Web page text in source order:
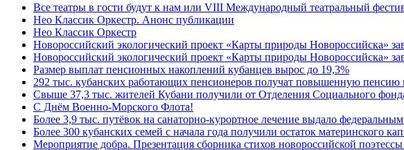
Все театры в гости будут к нам или VIII Международный театральный
Нео Классик Оркестр. Анонс публикации
Нео Классик Оркестр
Новороссийский экологический проект «Карты природы Новороссийска»
Новороссийский экологический проект «Карты природы Новороссийска»
Размер выплат пенсионных накоплений кубанцев вырос до 19,3%
292 тыс. кубанских работающих пенсионеров получат повышенную пенсию
Свыше 37,3 тыс. жителей Кубани получили от Отделения Социального
C Днём Военно-Морского Флота!
Более 3,9 тыс. путёвок на санаторно-курортное лечение выдало
Более 300 кубанских семей с начала года получили остаток материнского
Мероприятие добра. Презентация сборника стихов новороссийской